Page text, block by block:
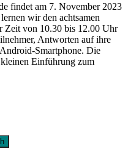
findet am 7. November 2023
wir den achtsamen
Zeit von 10.30 bis 12.00 Uhr
Antworten auf ihre
Smartphone. Die
Einführung zum